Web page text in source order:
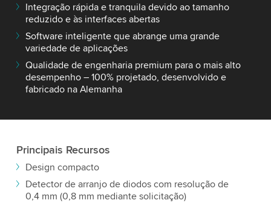
Integração rápida e tranquila devido ao tamanho
reduzido e às interfaces abertas
Software inteligente que abrange uma grande
variedade de aplicações
Qualidade de engenharia premium para o mais alto
desempenho – 100% projetado, desenvolvido e
fabricado na Alemanha
Principais Recursos
Design compacto
Detector de arranjo de diodos com resolução de
0,4 mm (0,8 mm mediante solicitação)